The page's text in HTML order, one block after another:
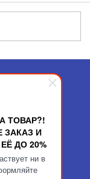
ТОВАР?!
И
ДО 20%
ни в